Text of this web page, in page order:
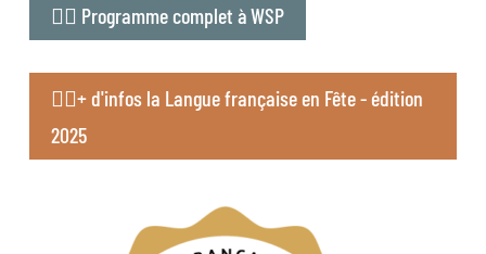
👉🏻 Programme complet à WSP
👉🏻+ d'infos la Langue française en Fête - édition
2025